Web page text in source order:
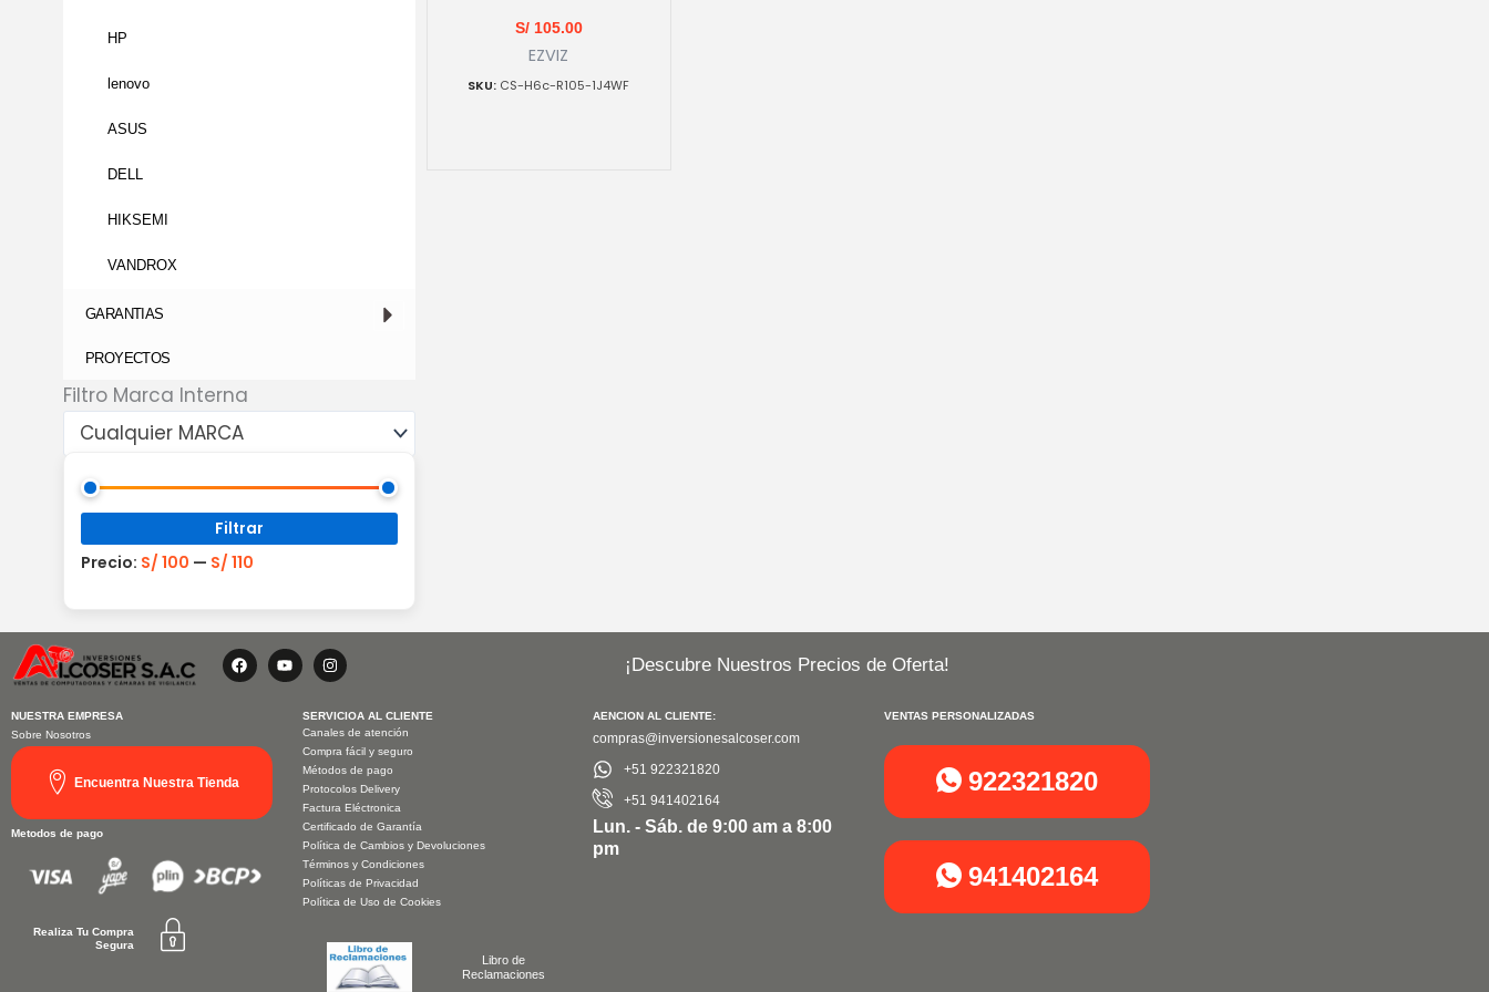
HP
lenovo
ASUS
DELL
HIKSEMI
VANDROX
GARANTIAS
PROYECTOS
Filtro Marca Interna
Cualquier MARCA
mínimo
máximo
Filtrar
Precio: S/ 100 — S/ 110
S/105.00
EZVIZ
CS-H6c-R105-1J4WF
F
a
c
o
Y
o
u
I
n
s
a
g
r
a
m
¡Descubre Nuestros Precios de Oferta!
NUESTRA EMPRESA
Sobre Nosotros
Encuentra Nuestra Tienda
Metodos de pago
Realiza Tu Compra
Segura
SERVICIOA AL CLIENTE
Canales de atención
Compra fácil y seguro
Métodos de pago
Protocolos Delivery
Factura Eléctronica
Certificado de Garantía
Política de Cambios y Devoluciones
Términos y Condiciones
Políticas de Privacidad
Política de Uso de Cookies
Libro de
Reclamaciones
AENCION AL CLIENTE:
compras@inversionesalcoser.com
+51 922321820
+51 941402164
Lun. - Sáb. de 9:00 am a 8:00
pm
VENTAS PERSONALIZADAS
922321820
941402164